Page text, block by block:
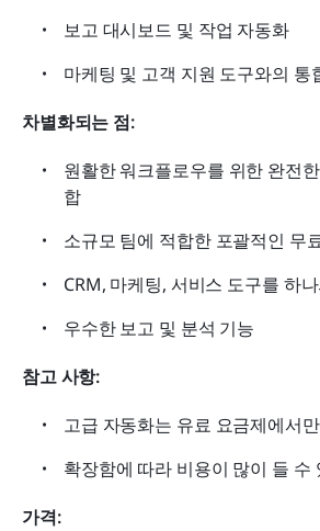
보고 대시보드 및 작업 자동화
마케팅 및 고객 지원 도구와의 통
차별화되는 점:
원활한 워크플로우를 위한 완전
합
소규모 팀에 적합한 포괄적인 무
CRM, 마케팅, 서비스 도구를 하
우수한 보고 및 분석 기능
참고 사항:
고급 자동화는 유료 요금제에서
확장함에 따라 비용이 많이 들 수
가격: